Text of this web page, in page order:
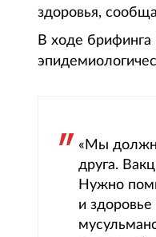
здоровья,
В ходе
«Мы
друга.
Нужно
и